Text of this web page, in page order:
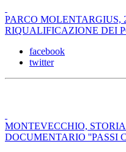
PARCO MOLENTARGIUS,
RIQUALIFICAZIONE DEI
facebook
twitter
MONTEVECCHIO,
DOCUMENTARIO ''PASSI